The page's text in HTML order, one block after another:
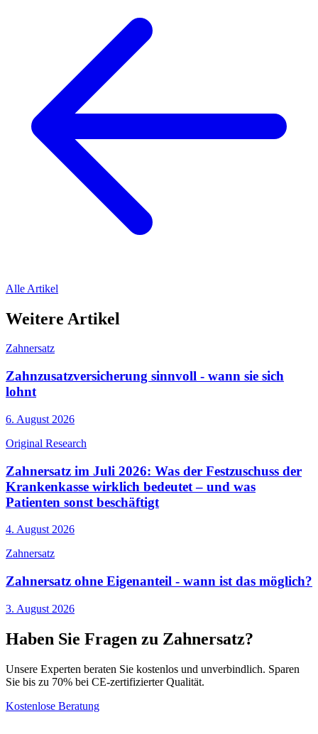
Alle Artikel
Weitere Artikel
Zahnersatz
Zahnzusatzversicherung sinnvoll - wann sie sich
lohnt
6. August 2026
Original Research
Zahnersatz im Juli 2026: Was der Festzuschuss der
Krankenkasse wirklich bedeutet – und was
Patienten sonst beschäftigt
4. August 2026
Zahnersatz
Zahnersatz ohne Eigenanteil - wann ist das möglich?
3. August 2026
Haben Sie Fragen zu Zahnersatz?
Unsere Experten beraten Sie kostenlos und unverbindlich. Sparen
Sie bis zu 70% bei CE-zertifizierter Qualität.
Kostenlose Beratung